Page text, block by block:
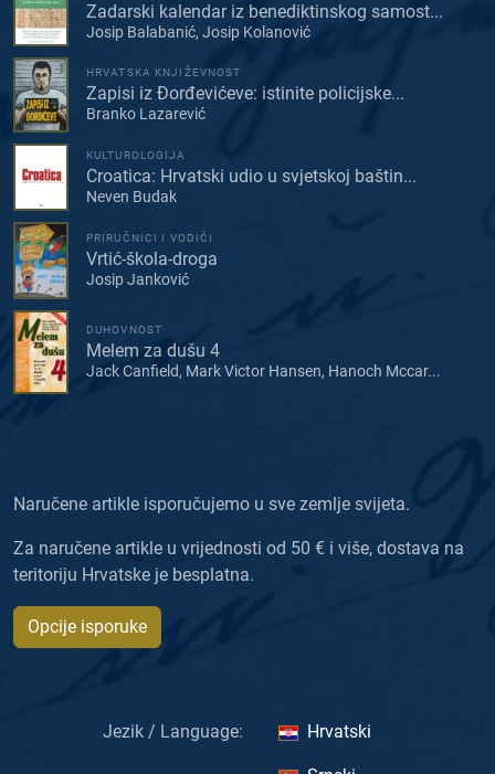
Zadarski kalendar iz benediktinskog samost...
Josip Balabanić, Josip Kolanović
HRVATSKA KNJIŽEVNOST
Zapisi iz Đorđevićeve: istinite policijske...
Branko Lazarević
KULTUROLOGIJA
Croatica: Hrvatski udio u svjetskoj baštin...
Neven Budak
PRIRUČNICI I VODIČI
Vrtić-škola-droga
Josip Janković
DUHOVNOST
Melem za dušu 4
Jack Canfield, Mark Victor Hansen, Hanoch Mccar...
Naručene artikle isporučujemo u sve zemlje svijeta.
Za naručene artikle u vrijednosti od 50 € i više, dostava na
teritoriju Hrvatske je besplatna.
Opcije isporuke
Jezik / Language: Hrvatski